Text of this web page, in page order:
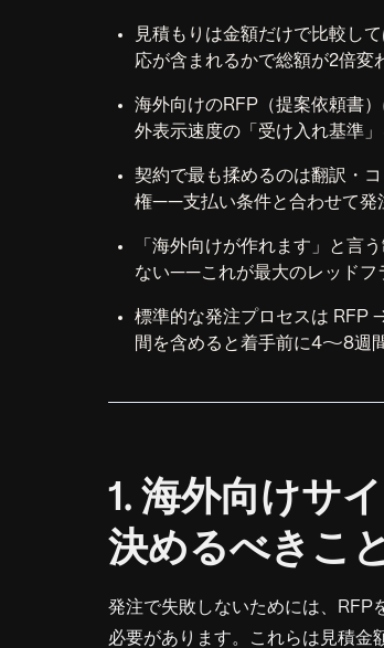
見積もりは金額だけで比較し
応が含まれるかで総額が2倍変
海外向けのRFP（提案依頼書
外表示速度の「受け入れ基準
契約で最も揉めるのは翻訳・
権——支払い条件と合わせて発
「海外向けが作れます」と言
ない——これが最大のレッドフ
標準的な発注プロセスは
間を含めると着手前に4〜8週
1. 海外向けサ
決めるべきこ
発注で失敗しないためには、RFP
必要があります。これらは見積金